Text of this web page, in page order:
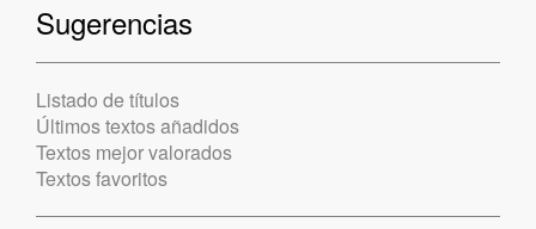
Sugerencias
Listado de títulos
Últimos textos añadidos
Textos mejor valorados
Textos favoritos